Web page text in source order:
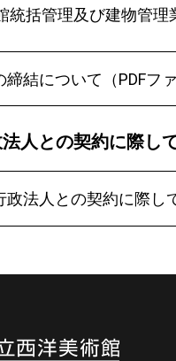
統括管理及び建物管理
締結について（PDFフ
人との契約に際し
政法人との契約に際し